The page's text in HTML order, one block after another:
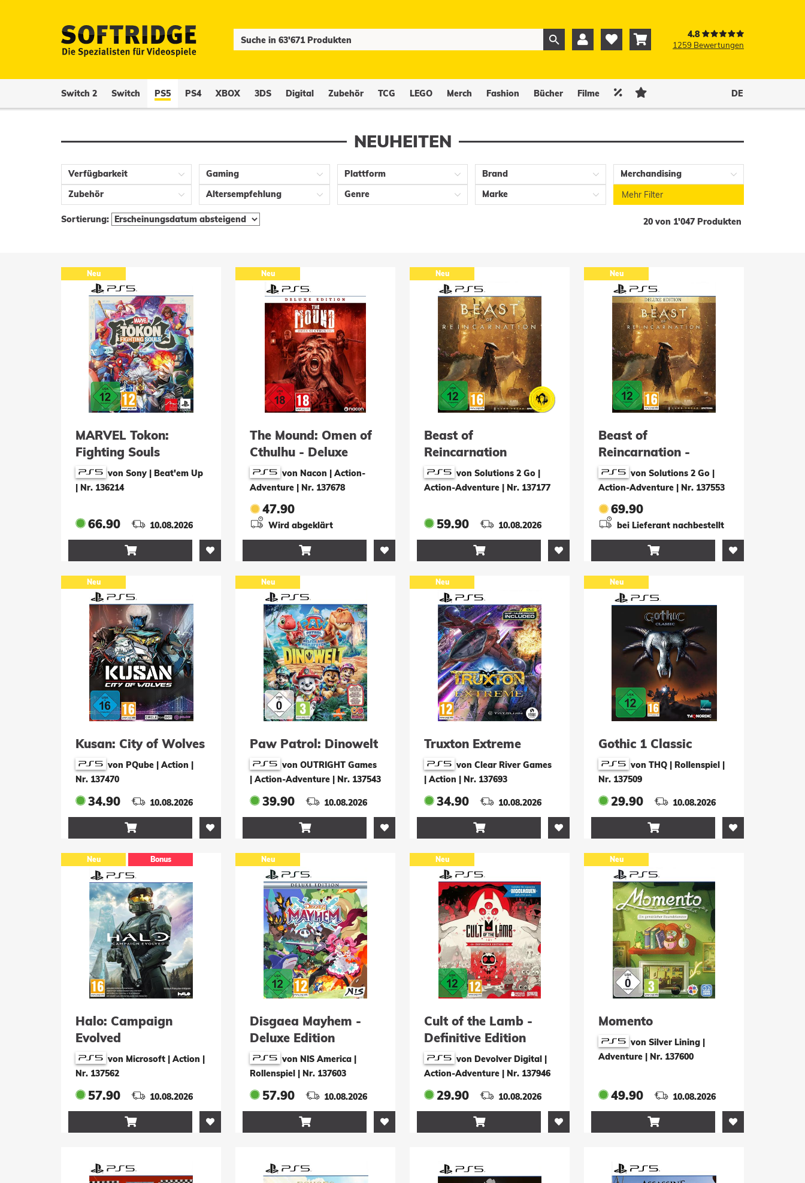
   4.8
1259 Bewertungen
Switch 2 Switch PS5 PS4 XBOX 3DS Digital Zubehör TCG LEGO Merch Fashion Bücher Filme   DE
NEUHEITEN
Verfügbarkeit Gaming Plattform Brand
Merchandising
Zubehör
Altersempfehlung Genre Marke Mehr Filter
Sortierung: 20 von 1'047 Produkten
Neu
MARVEL Tokon:
Fighting Souls
von Sony | Beat'em Up
| Nr. 136214
66.90 10.08.2026

Neu
The Mound: Omen of
Cthulhu - Deluxe
Editionvon Nacon | Action-
Adventure | Nr. 137678
47.90
Wird abgeklärt

Neu
Beast of
Reincarnation
von Solutions 2 Go |
Action-Adventure | Nr. 137177
59.90 10.08.2026

Neu
Beast of
Reincarnation -
Deluxe Edition
von Solutions 2 Go |
Action-Adventure | Nr. 137553
69.90
bei Lieferant nachbestellt

Neu
Kusan: City of Wolves
von PQube | Action |
Nr. 137470
34.90 10.08.2026

Neu
Paw Patrol: Dinowelt
von OUTRIGHT Games
| Action-Adventure | Nr. 137543
39.90 10.08.2026

Neu
Truxton Extreme
von Clear River Games
| Action | Nr. 137693
34.90 10.08.2026

Neu
Gothic 1 Classic
von THQ | Rollenspiel |
Nr. 137509
29.90 10.08.2026

Neu Bonus
Halo: Campaign
Evolved
von Microsoft | Action |
Nr. 137562
57.90 10.08.2026

Neu
Disgaea Mayhem -
Deluxe Edition
von NIS America |
Rollenspiel | Nr. 137603
57.90 10.08.2026

Neu
Cult of the Lamb -
Definitive Edition
von Devolver Digital |
Action-Adventure | Nr. 137946
29.90 10.08.2026

Neu
Momento
von Silver Lining |
Adventure | Nr. 137600
49.90 10.08.2026
